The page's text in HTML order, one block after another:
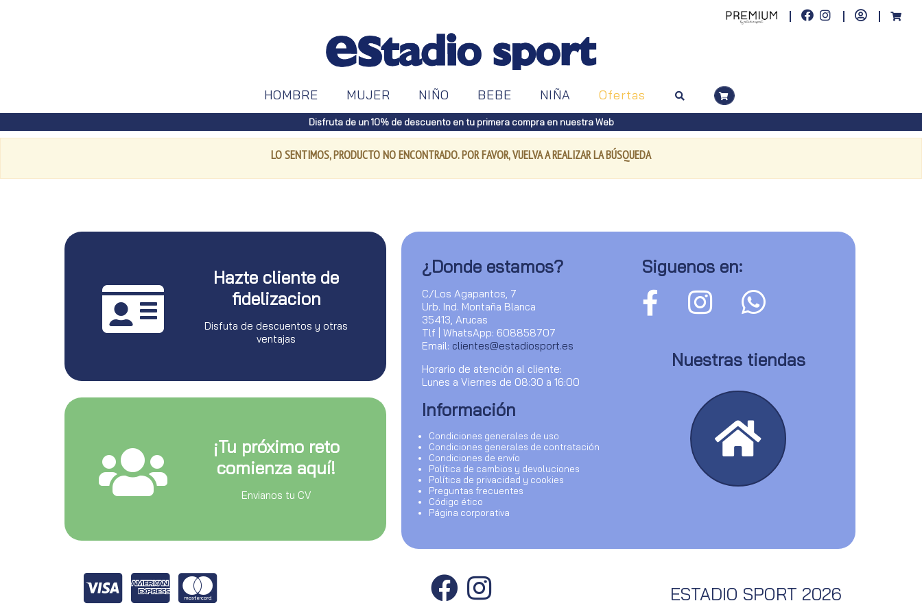
HOMBRE MUJER NIÑO BEBE NIÑA Ofertas
Disfruta de un 10% de descuento en tu primera compra en nuestra Web
LO SENTIMOS, PRODUCTO NO ENCONTRADO. POR FAVOR, VUELVA A REALIZAR LA BÚSQUEDA
Hazte cliente de
fidelizacion
Disfuta de descuentos y otras
ventajas
¡Tu próximo reto
comienza aquí!
Envianos tu CV
¿Donde estamos?
C/Los Agapantos, 7
Urb. Ind. Montaña Blanca
35413, Arucas
Tlf | WhatsApp: 608858707
Email: clientes@estadiosport.es
Horario de atención al cliente:
Lunes a Viernes de 08:30 a 16:00
Información
Condiciones generales de uso
Condiciones generales de contratación
Condiciones de envío
Política de cambios y devoluciones
Política de privacidad y cookies
Preguntas frecuentes
Código ético
Página corporativa
Siguenos en:
Nuestras tiendas
ESTADIO SPORT 2026